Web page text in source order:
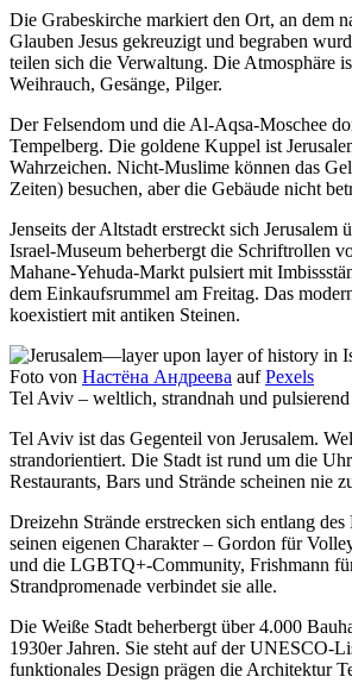
Die Grabeskirche markiert den Ort, an dem
Glauben Jesus gekreuzigt und begraben
teilen sich die Verwaltung. Die Atmosphäre
Weihrauch, Gesänge, Pilger.
Der Felsendom und die Al-Aqsa-Moschee
Tempelberg. Die goldene Kuppel ist
Wahrzeichen. Nicht-Muslime können das
Zeiten) besuchen, aber die Gebäude nicht
Jenseits der Altstadt erstreckt sich Jerusalem
Israel-Museum beherbergt die Schriftrollen
Mahane-Yehuda-Markt pulsiert mit
dem Einkaufsrummel am Freitag. Das
koexistiert mit antiken Steinen.
Foto von Настёна Андреева aufPexels
Tel Aviv – weltlich, strandnah und pulsierend
Tel Aviv ist das Gegenteil von Jerusalem.
strandorientiert. Die Stadt ist rund um die
Restaurants, Bars und Strände scheinen nie
Dreizehn Strände erstrecken sich entlang
seinen eigenen Charakter – Gordon für
und die LGBTQ+-Community, Frishmann
Strandpromenade verbindet sie alle.
Die Weiße Stadt beherbergt über 4.000
1930er Jahren. Sie steht auf der UNESCO-
funktionales Design prägen die Architektur